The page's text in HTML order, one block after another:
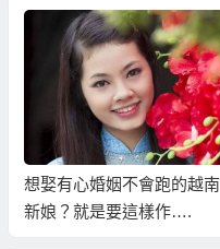
想娶有心婚姻不會跑的越南
新娘？就是要這樣作….